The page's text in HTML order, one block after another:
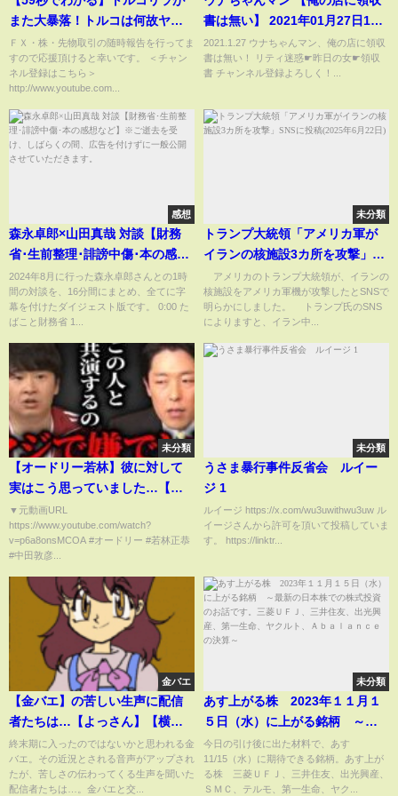
また大暴落！トルコは何故ヤバ
イのか！？ #Shorts
ＦＸ・株・先物取引の随時報告を行ってま
すので応援頂けると幸いです。 ＜チャン
ネル登録はこちら＞
http://www.youtube.com...
書は無い】 2021年01月27日16
時58分
2021.1.27 ウナちゃんマン、俺の店に領収
書は無い！ リティ迷惑☛昨日の女☛領収
書 チャンネル登録よろしく！...
感想
森永卓郎×山田真哉 対談【財務
省･生前整理･誹謗中傷･本の感想
など】※ご逝去を受け、しばら
くの間、広告を付けずに一般公
開させていただきます。
2024年8月に行った森永卓郎さんとの1時
間の対談を、16分間にまとめ、全てに字
幕を付けたダイジェスト版です。 0:00 た
ばこと財務省 1...
未分類
トランプ大統領「アメリカ軍が
イランの核施設3カ所を攻撃」
SNSに投稿(2025年6月22日)
アメリカのトランプ大統領が、イランの
核施設をアメリカ軍機が攻撃したとSNSで
明らかにしました。 トランプ氏のSNS
によりますと、イラン中...
未分類
【オードリー若林】彼に対して
実はこう思っていました…【中
田敦彦 切り抜き】
▼元動画URL
https://www.youtube.com/watch?
v=p6a8onsMCOA #オードリー #若林正恭
#中田敦彦...
未分類
うさま暴行事件反省会 ルイー
ジ 1
ルイージ https://x.com/wu3uwithwu3uw ル
イージさんから許可を頂いて投稿していま
す。 https://linktr...
金バエ
【金バエ】の苦しい生声に配信
者たちは…【よっさん】【横山
緑】【便所太郎】【野田】
終末期に入ったのではないかと思われる金
バエ。その近況とされる音声がアップされ
たが、苦しさの伝わってくる生声を聞いた
配信者たちは…。金バエと交...
未分類
あす上がる株 2023年１１月１
５日（水）に上がる銘柄 ～最
新の日本株での株式投資のお話
です。三菱ＵＦＪ、三井住友、
出光興産、第一生命、ヤクル
今日の引け後に出た材料で、あす
11/15（水）に期待できる銘柄。あす上が
る株 三菱ＵＦＪ、三井住友、出光興産、
ＳＭＣ、テルモ、第一生命、ヤク...